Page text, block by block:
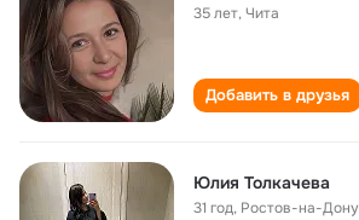
35 лет,Чита
Добавить в друзья
Юлия Толкачева
31 год, Ростов-на-Дону